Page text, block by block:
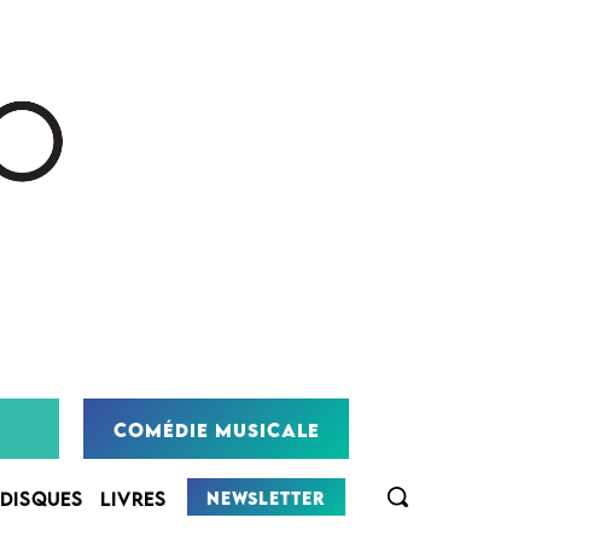
COMÉDIE MUSICALE
DISQUES LIVRES NEWSLETTER